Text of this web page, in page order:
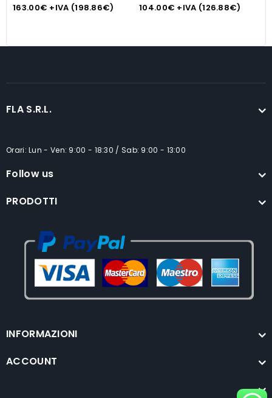
163.00€ +IVA (198.86€)
104.00€ +IVA (126.88€)
FLA S.R.L.
Orari: Lun - Ven: 9:00 - 18:30 / Sab: 9:00 - 13:00
Follow us
PRODOTTI
INFORMAZIONI
ACCOUNT